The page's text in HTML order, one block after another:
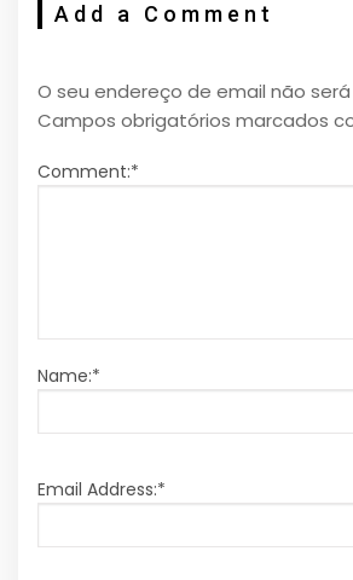
Add a Comment
O seu endereço de email não
Campos obrigatórios marcados
Comment:*
Name:*
Email Address:*